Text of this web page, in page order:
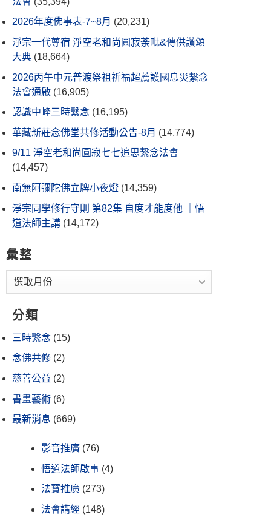
2026年度佛事表-7~8月 (20,231)
淨宗一代尊宿 淨空老和尚圓寂荼毗&傳供讚頌
大典 (18,664)
2026丙午中元普渡祭祖祈福超薦護國息災繫念
法會通啟 (16,905)
認識中峰三時繫念 (16,195)
華藏新莊念佛堂共修活動公告-8月 (14,774)
9/11 淨空老和尚圓寂七七追思繫念法會
(14,457)
南無阿彌陀佛立牌小夜燈 (14,359)
淨宗同學修行守則 第82集 自度才能度他 ｜悟
道法師主講 (14,172)
彙整
分類
三時繫念 (15)
念佛共修 (2)
慈善公益 (2)
書畫藝術 (6)
最新消息 (669)
影音推廣 (76)
悟道法師啟事 (4)
法寶推廣 (273)
法會講經 (148)